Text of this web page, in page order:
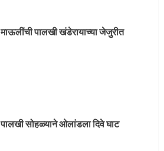
माऊलींची पालखी खंडेरायाच्या जेजुरीत
पालखी सोहळ्याने ओलांडला दिवे घाट